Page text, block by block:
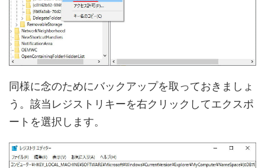
同様に念のためにバックアップを取っておきましょ
う。該当レジストリキーを右クリックしてエクスポ
ートを選択します。